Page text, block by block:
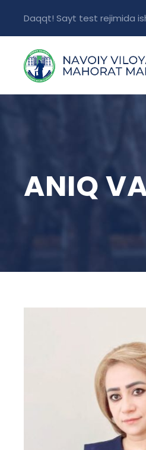
Daqqt! Sayt test rejimida
ANIQ